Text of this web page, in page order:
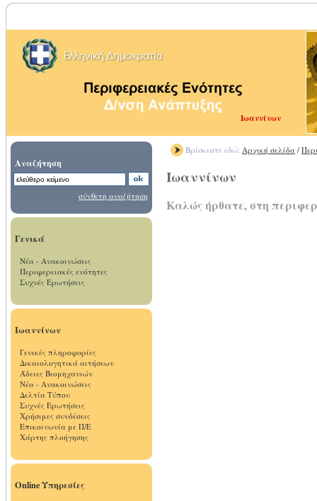
Ιωαννίνων
Αναζήτηση
σύνθετη αναζήτηση
Γενικά
Νέα - Ανακοινώσεις
Περιφερειακές ενότητες
Συχνές Ερωτήσεις
Ιωαννίνων
Γενικές πληροφορίες
Δικαιολογητικά αιτήσεων
Άδειες Βιομηχανιών
Νέα - Ανακοινώσεις
Δελτία Τύπου
Συχνές Ερωτήσεις
Χρήσιμες συνδέσεις
Επικοινωνία με Π/Ε
Χάρτης πλοήγησης
Online Υπηρεσίες
Βρίσκεστε εδώ: Αρχική σελίδα /
Ιωαννίνων
Καλώς ήρθατε, στη